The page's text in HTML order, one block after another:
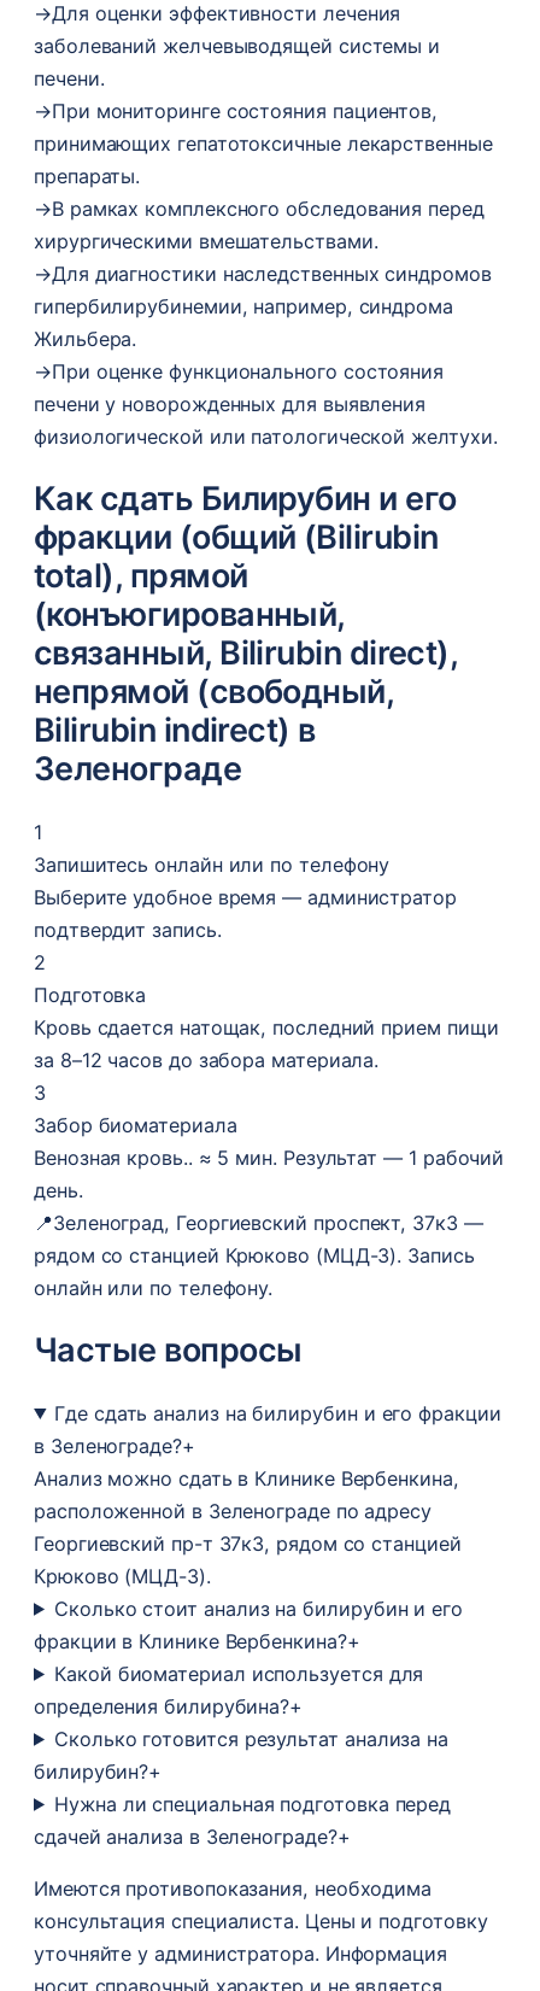
→Для оценки эффективности лечения
заболеваний желчевыводящей системы и
печени.
→При мониторинге состояния пациентов,
принимающих гепатотоксичные лекарственные
препараты.
→В рамках комплексного обследования перед
хирургическими вмешательствами.
→Для диагностики наследственных синдромов
гипербилирубинемии, например, синдрома
Жильбера.
→При оценке функционального состояния
печени у новорожденных для выявления
физиологической или патологической желтухи.
Как сдать Билирубин и его
фракции (общий (Bilirubin
total), прямой
(конъюгированный,
связанный, Bilirubin direct),
непрямой (свободный,
Bilirubin indirect) в
Зеленограде
1
Запишитесь онлайн или по телефону
Выберите удобное время — администратор
подтвердит запись.
2
Подготовка
Кровь сдается натощак, последний прием пищи
за 8–12 часов до забора материала.
3
Забор биоматериала
Венозная кровь.. ≈ 5 мин. Результат — 1 рабочий
день.
📍Зеленоград, Георгиевский проспект, 37к3 —
рядом со станцией Крюково (МЦД-3). Запись
онлайн или по телефону.
Частые вопросы
Где сдать анализ на билирубин и его фракции
в Зеленограде?+
Анализ можно сдать в Клинике Вербенкина,
расположенной в Зеленограде по адресу
Георгиевский пр-т 37к3, рядом со станцией
Крюково (МЦД-3).
Сколько стоит анализ на билирубин и его
фракции в Клинике Вербенкина?+
Какой биоматериал используется для
определения билирубина?+
Сколько готовится результат анализа на
билирубин?+
Нужна ли специальная подготовка перед
сдачей анализа в Зеленограде?+
Имеются противопоказания, необходима
консультация специалиста. Цены и подготовку
уточняйте у администратора. Информация
носит справочный характер и не является